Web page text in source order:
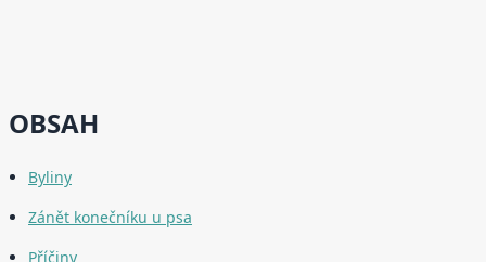
OBSAH
Byliny
Zánět konečníku u psa
Příčiny